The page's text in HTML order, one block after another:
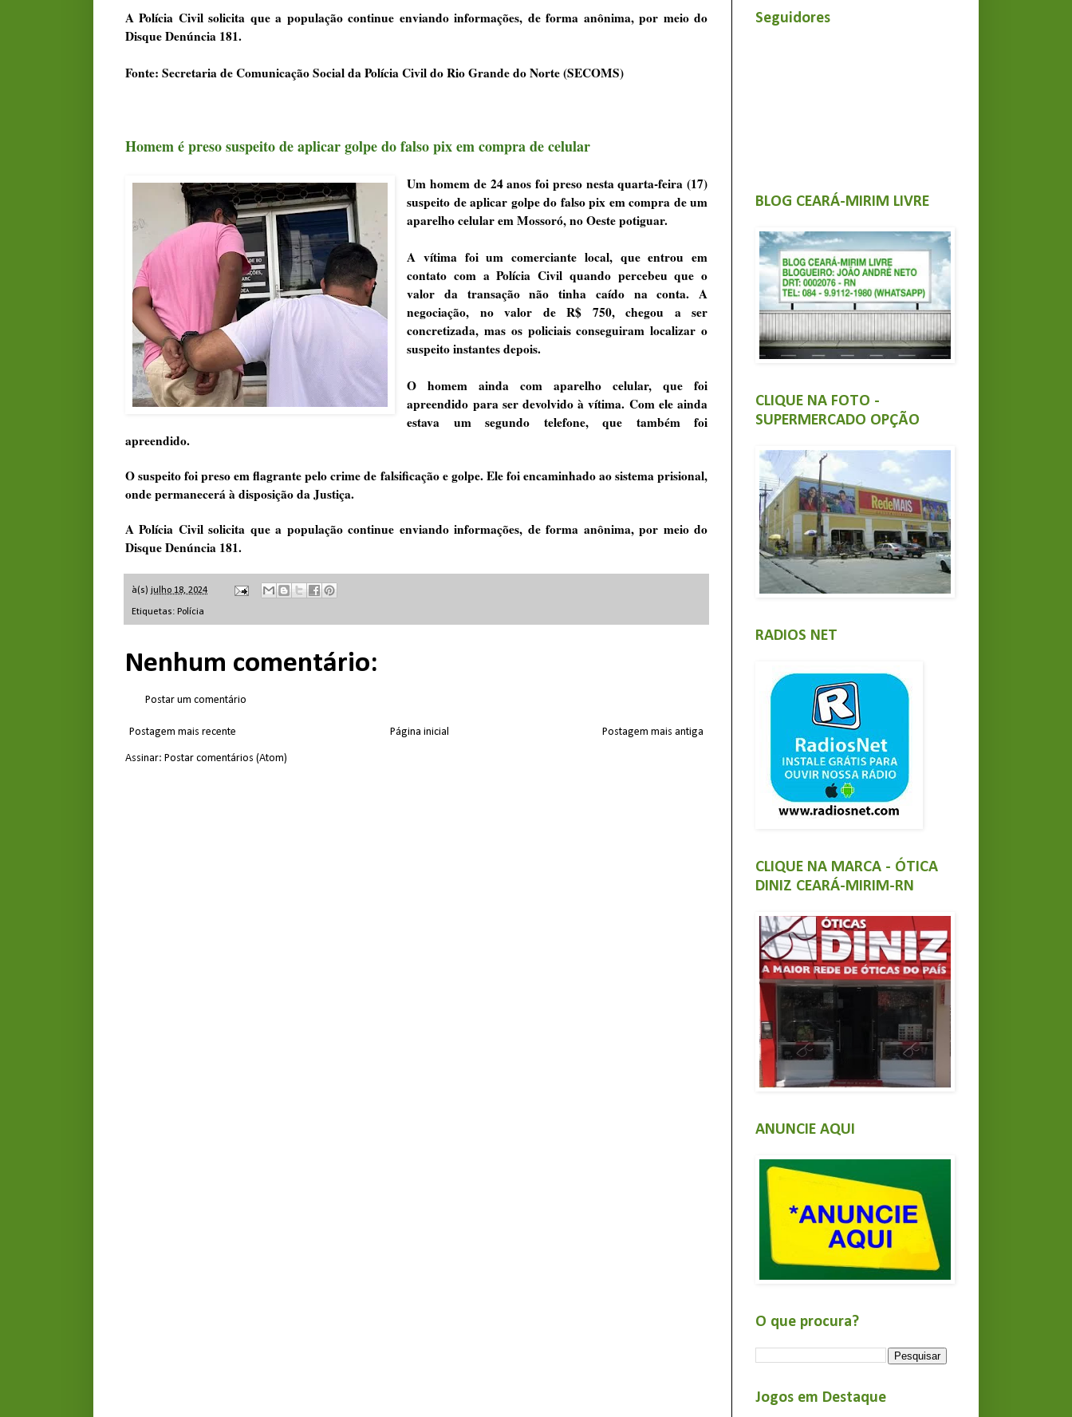
A Polícia Civil solicita que a população continue enviando informações, de forma anônima, por meio do
Disque Denúncia 181.
Fonte: Secretaria de Comunicação Social da Polícia Civil do Rio Grande do Norte (SECOMS)
Homem é preso suspeito de aplicar golpe do falso pix em compra de celular
Um homem de 24 anos foi preso nesta quarta-feira (17)
suspeito de aplicar golpe do falso pix em compra de um
aparelho celular emMossoró, no Oeste potiguar.
A vítima foi um comerciante local, que entrou em
contato com a Polícia Civil quando percebeu que o
valor da transação não tinha caído na conta. A
negociação, no valor de R$ 750, chegou a ser
concretizada, mas os policiais conseguiram localizar o
suspeito instantes depois.
O homem ainda com aparelho celular, que foi
apreendido para ser devolvido à vítima. Com ele ainda
estava um segundo telefone, que também foi
apreendido.
O suspeito foi preso em flagrante pelo crime de falsificação e golpe. Ele foi encaminhado ao sistema prisional,
onde permanecerá à disposição da Justiça.
A Polícia Civil solicita que a população continue enviando informações, de forma anônima, por meio do
Disque Denúncia 181.
à(s) julho 18, 2024
Etiquetas: Polícia
Nenhum comentário:
Postar um comentário
Postagem mais recente Postagem mais antiga
Página inicial
Assinar: Postar comentários (Atom)
Seguidores
BLOG CEARÁ-MIRIM LIVRE
CLIQUE NA FOTO -
SUPERMERCADO OPÇÃO
RADIOS NET
CLIQUE NA MARCA - ÓTICA
DINIZ CEARÁ-MIRIM-RN
ANUNCIE AQUI
O que procura?
Jogos em Destaque